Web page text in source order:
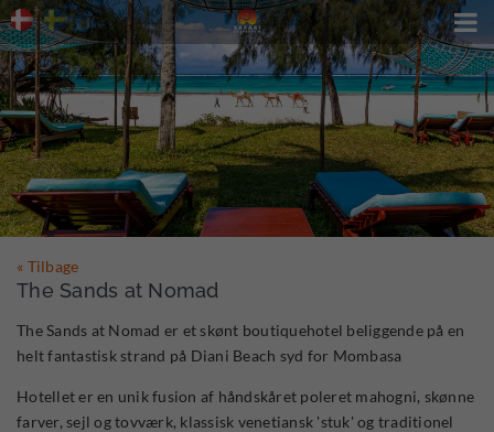

« Tilbage
The Sands at Nomad
The Sands at Nomad er et skønt boutiquehotel beliggende på en
helt fantastisk strand på Diani Beach syd for Mombasa
Hotellet er en unik fusion af håndskåret poleret mahogni, skønne
farver, sejl og tovværk, klassisk venetiansk 'stuk' og traditionel